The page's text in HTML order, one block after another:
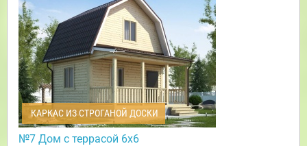
КАРКАС ИЗ СТРОГАНОЙ ДОСКИ
№7 Дом с террасой 6х6